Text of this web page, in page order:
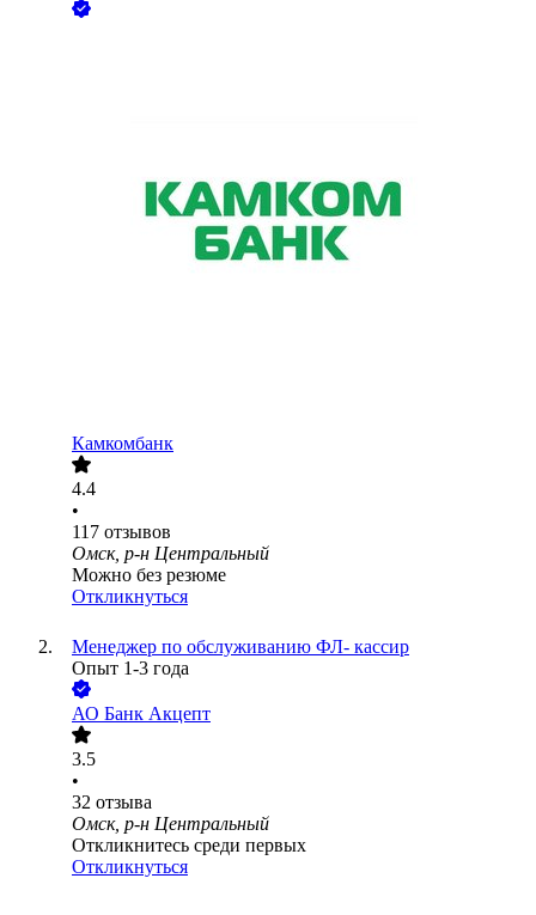
Камкомбанк
4.4
•
117 отзывов
Омск, р-н Центральный
Можно без резюме
Откликнуться
Менеджер по обслуживанию ФЛ- кассир
Опыт 1-3 года
АО Банк Акцепт
3.5
•
32 отзыва
Омск, р-н Центральный
Откликнитесь среди первых
Откликнуться